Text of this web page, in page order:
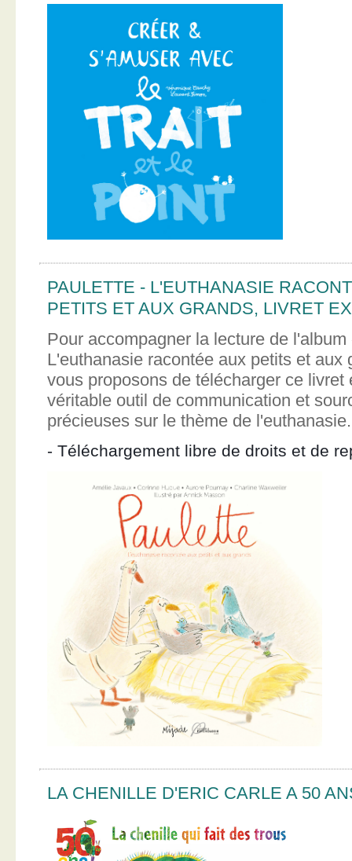
PAULETTE - L'EUTHANASIE
PETITS ET AUX GRANDS, LIVRET
Pour accompagner la lecture de
L'euthanasie racontée aux petits et aux
vous proposons de télécharger ce livret
véritable outil de communication et
précieuses sur le thème de l'euthanasie.
- Téléchargement libre de droits et de
LA CHENILLE D'ERIC CARLE A 50